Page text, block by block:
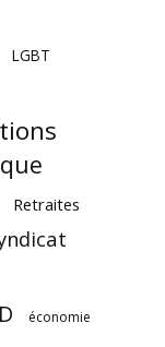
LGBT
Retraites
économie